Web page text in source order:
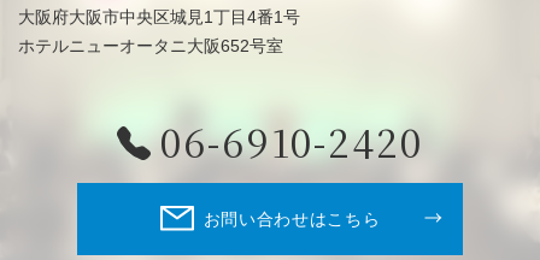
大阪府大阪市中央区城見1丁目4番1号
ホテルニューオータニ大阪652号室
06-6910-2420
お問い合わせはこちら